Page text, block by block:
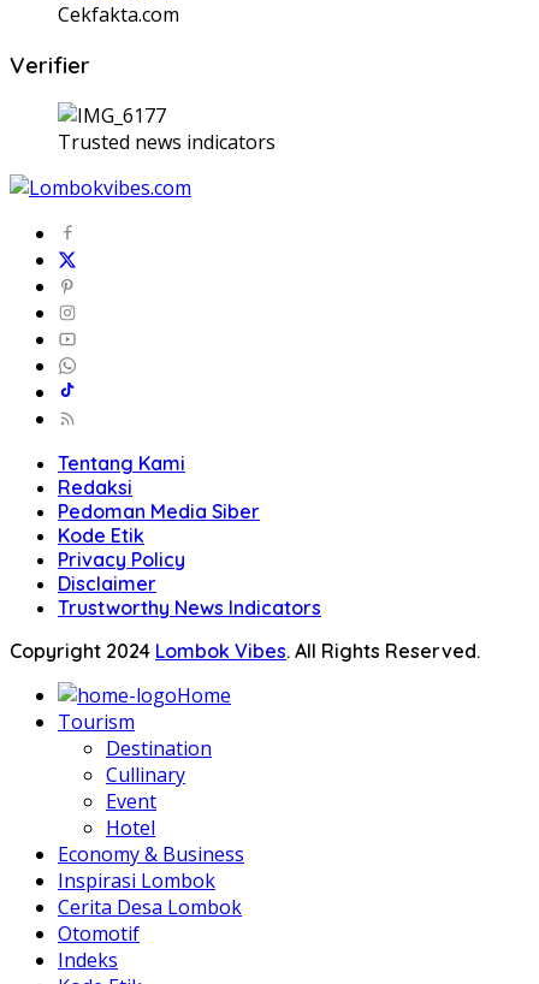
Cekfakta.com
Verifier
Trusted news indicators
Tentang Kami
Redaksi
Pedoman Media Siber
Kode Etik
Privacy Policy
Disclaimer
Trustworthy News Indicators
Copyright 2024 Lombok Vibes. All Rights Reserved.
Home
Tourism
Destination
Cullinary
Event
Hotel
Economy & Business
Inspirasi Lombok
Cerita Desa Lombok
Otomotif
Indeks